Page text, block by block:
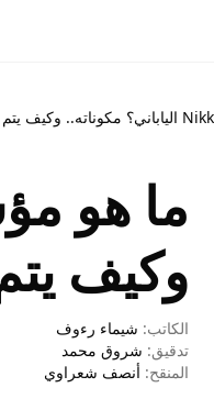
وكيف
الكاتب: شيماء رءوف
تدقيق: شروق محمد
المنقح: أنصف شعراوي